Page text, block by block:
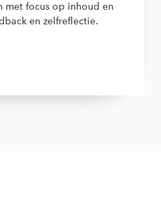
met focus op inhoud en
en zelfreflectie.